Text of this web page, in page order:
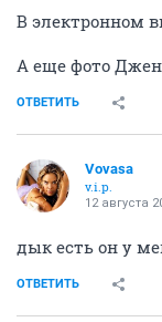
В электронном
А еще фото
ОТВЕТИТЬ
Vovasa
v.i.p.
12 августа
дык есть он у
ОТВЕТИТЬ